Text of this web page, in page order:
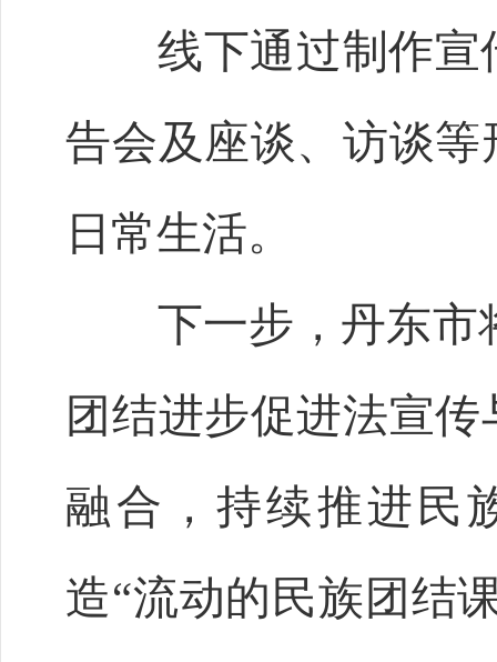
线下通过制作宣
告会及座谈、访谈
日常生活。
下一步，丹东市将
团结进步促进法宣
融合，持续推进民
造“流动的民族团结